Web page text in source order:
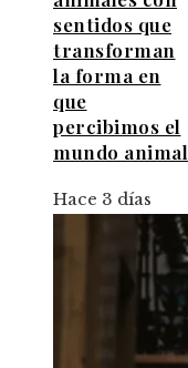
sentidos que
transforman
la forma en
que
percibimos el
mundo animal
Hace 3 días